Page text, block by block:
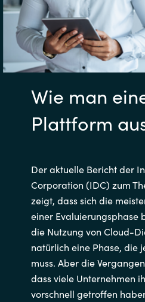
India
Kontakt
Karriere
Channel Partner
Wie man
Plattform
Der aktuelle Bericht der
Corporation (IDC) zum
zeigt, dass sich die
einer Evaluierungsphase
die Nutzung von Cloud-
natürlich eine Phase, die
muss. Aber die
dass viele Unternehmen
vorschnell getroffen